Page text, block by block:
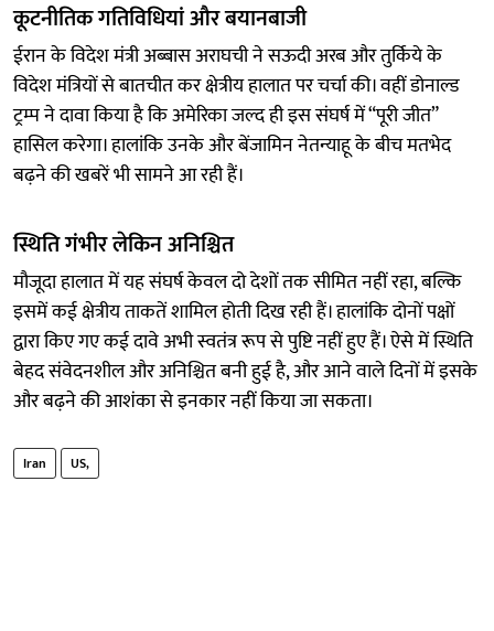
कूटनीतिक गतिविधियां और बयानबाजी
ईरान के विदेश मंत्री अब्बास अराघची ने सऊदी अरब और तुर्किये के
विदेश मंत्रियों से बातचीत कर क्षेत्रीय हालात पर चर्चा की। वहीं डोनाल्ड
ट्रम्प ने दावा किया है कि अमेरिका जल्द ही इस संघर्ष में “पूरी जीत”
हासिल करेगा। हालांकि उनके और बेंजामिन नेतन्याहू के बीच मतभेद
बढ़ने की खबरें भी सामने आ रही हैं।
स्थिति गंभीर लेकिन अनिश्चित
मौजूदा हालात में यह संघर्ष केवल दो देशों तक सीमित नहीं रहा, बल्कि
इसमें कई क्षेत्रीय ताकतें शामिल होती दिख रही हैं। हालांकि दोनों पक्षों
द्वारा किए गए कई दावे अभी स्वतंत्र रूप से पुष्टि नहीं हुए हैं। ऐसे में स्थिति
बेहद संवेदनशील और अनिश्चित बनी हुई है, और आने वाले दिनों में इसके
और बढ़ने की आशंका से इनकार नहीं किया जा सकता।
Iran US,